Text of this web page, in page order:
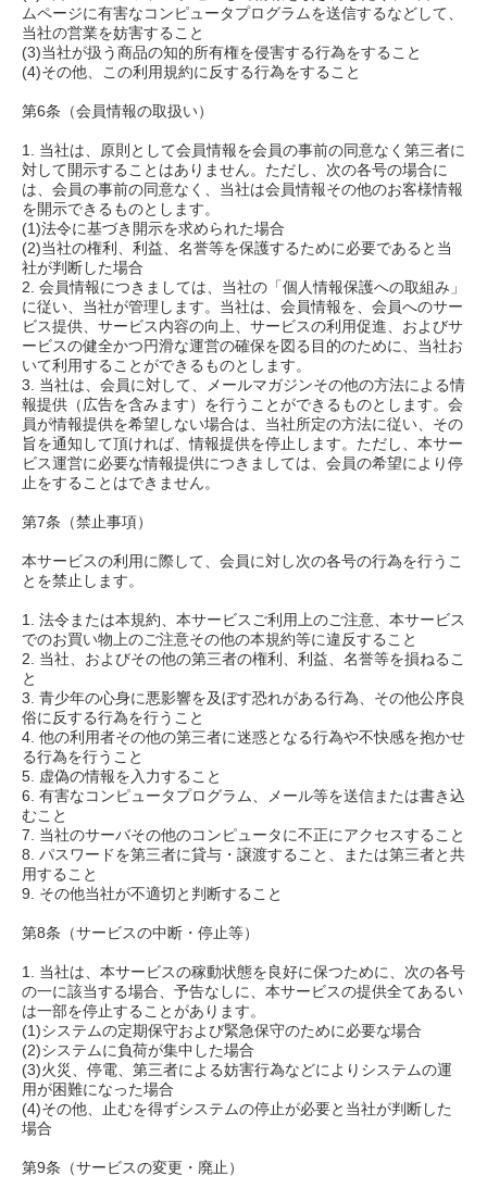
ムページに有害なコンピュータプログラムを送信するなどして、
当社の営業を妨害すること
(3)当社が扱う商品の知的所有権を侵害する行為をすること
(4)その他、この利用規約に反する行為をすること
第6条（会員情報の取扱い）
1. 当社は、原則として会員情報を会員の事前の同意なく第三者に
対して開示することはありません。ただし、次の各号の場合に
は、会員の事前の同意なく、当社は会員情報その他のお客様情報
を開示できるものとします。
(1)法令に基づき開示を求められた場合
(2)当社の権利、利益、名誉等を保護するために必要であると当
社が判断した場合
2. 会員情報につきましては、当社の「個人情報保護への取組み」
に従い、当社が管理します。当社は、会員情報を、会員へのサー
ビス提供、サービス内容の向上、サービスの利用促進、およびサ
ービスの健全かつ円滑な運営の確保を図る目的のために、当社お
いて利用することができるものとします。
3. 当社は、会員に対して、メールマガジンその他の方法による情
報提供（広告を含みます）を行うことができるものとします。会
員が情報提供を希望しない場合は、当社所定の方法に従い、その
旨を通知して頂ければ、情報提供を停止します。ただし、本サー
ビス運営に必要な情報提供につきましては、会員の希望により停
止をすることはできません。
第7条（禁止事項）
本サービスの利用に際して、会員に対し次の各号の行為を行うこ
とを禁止します。
1. 法令または本規約、本サービスご利用上のご注意、本サービス
でのお買い物上のご注意その他の本規約等に違反すること
2. 当社、およびその他の第三者の権利、利益、名誉等を損ねるこ
と
3. 青少年の心身に悪影響を及ぼす恐れがある行為、その他公序良
俗に反する行為を行うこと
4. 他の利用者その他の第三者に迷惑となる行為や不快感を抱かせ
る行為を行うこと
5. 虚偽の情報を入力すること
6. 有害なコンピュータプログラム、メール等を送信または書き込
むこと
7. 当社のサーバその他のコンピュータに不正にアクセスすること
8. パスワードを第三者に貸与・譲渡すること、または第三者と共
用すること
9. その他当社が不適切と判断すること
第8条（サービスの中断・停止等）
1. 当社は、本サービスの稼動状態を良好に保つために、次の各号
の一に該当する場合、予告なしに、本サービスの提供全てあるい
は一部を停止することがあります。
(1)システムの定期保守および緊急保守のために必要な場合
(2)システムに負荷が集中した場合
(3)火災、停電、第三者による妨害行為などによりシステムの運
用が困難になった場合
(4)その他、止むを得ずシステムの停止が必要と当社が判断した
場合
第9条（サービスの変更・廃止）